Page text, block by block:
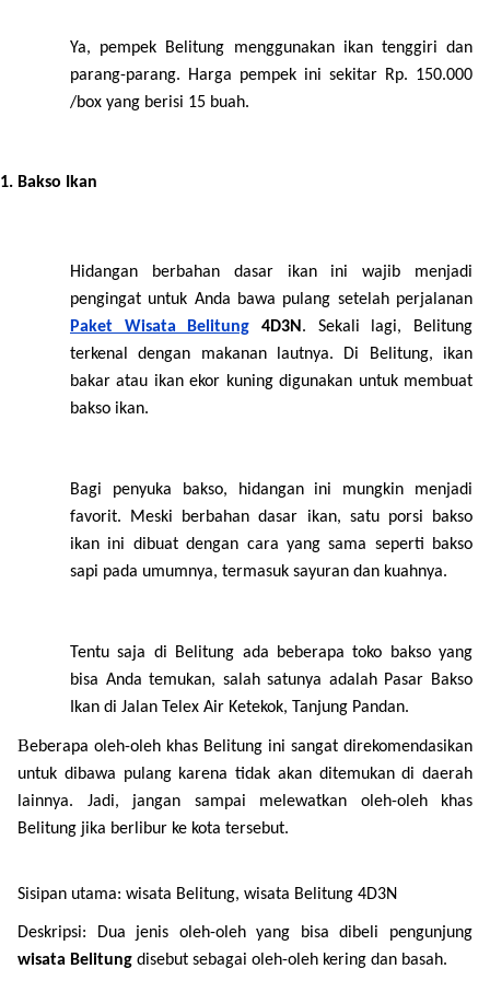
Ya, pempek Belitung menggunakan ikan tenggiri dan
parang-parang. Harga pempek ini sekitar Rp. 150.000
/box yang berisi 15 buah.
Bakso Ikan
Hidangan berbahan dasar ikan ini wajib menjadi
pengingat untuk Anda bawa pulang setelah perjalanan
Paket Wisata Belitung 4D3N. Sekali lagi, Belitung
terkenal dengan makanan lautnya. Di Belitung, ikan
bakar atau ikan ekor kuning digunakan untuk membuat
bakso ikan.
Bagi penyuka bakso, hidangan ini mungkin menjadi
favorit. Meski berbahan dasar ikan, satu porsi bakso
ikan ini dibuat dengan cara yang sama seperti bakso
sapi pada umumnya, termasuk sayuran dan kuahnya.
Tentu saja di Belitung ada beberapa toko bakso yang
bisa Anda temukan, salah satunya adalah Pasar Bakso
Ikan di Jalan Telex Air Ketekok, Tanjung Pandan.
Beberapa oleh-oleh khas Belitung ini sangat direkomendasikan
untuk dibawa pulang karena tidak akan ditemukan di daerah
lainnya. Jadi, jangan sampai melewatkan oleh-oleh khas
Belitung jika berlibur ke kota tersebut.
Sisipan utama: wisata Belitung, wisata Belitung 4D3N
Deskripsi: Dua jenis oleh-oleh yang bisa dibeli pengunjung
wisata Belitung disebut sebagai oleh-oleh kering dan basah.